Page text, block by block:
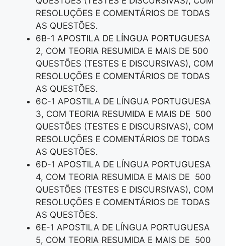
RESOLUÇÕES E COMENTÁRIOS DE TODAS
AS QUESTÕES.
6B-1 APOSTILA DE LÍNGUA PORTUGUESA
2, COM TEORIA RESUMIDA E MAIS DE 500
QUESTÕES (TESTES E DISCURSIVAS), COM
RESOLUÇÕES E COMENTÁRIOS DE TODAS
AS QUESTÕES.
6C-1 APOSTILA DE LÍNGUA PORTUGUESA
3, COM TEORIA RESUMIDA E MAIS DE 500
QUESTÕES (TESTES E DISCURSIVAS), COM
RESOLUÇÕES E COMENTÁRIOS DE TODAS
AS QUESTÕES.
6D-1 APOSTILA DE LÍNGUA PORTUGUESA
4, COM TEORIA RESUMIDA E MAIS DE 500
QUESTÕES (TESTES E DISCURSIVAS), COM
RESOLUÇÕES E COMENTÁRIOS DE TODAS
AS QUESTÕES.
6E-1 APOSTILA DE LÍNGUA PORTUGUESA
5, COM TEORIA RESUMIDA E MAIS DE 500